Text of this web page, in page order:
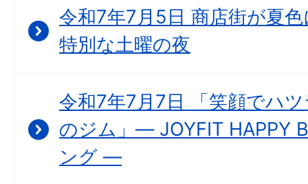
令和7年7月5日 商店街が夏
特別な土曜の夜
令和7年7月7日 「笑顔でハ
のジム」― JOYFIT HAPPY
ング ―